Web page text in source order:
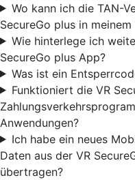
Wo kann ich die TAN-
SecureGo plus in
Wie hinterlege ich
SecureGo plus App?
Was ist ein
Funktioniert die VR
Anwendungen?
Ich habe ein neues
Daten aus der VR
übertragen?